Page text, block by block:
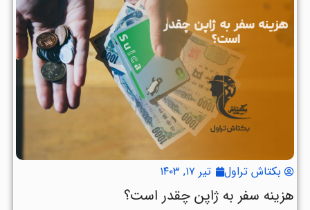
بکتاش تراول تیر ۱۷, ۱۴۰۳
هزینه سفر به ژاپن چقدر است؟